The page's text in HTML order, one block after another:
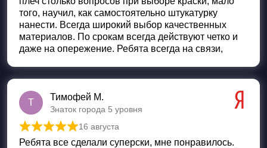
того, научил, как самостоятельно штукатурку
нанести. Всегда широкий выбор качественных
материалов. По срокам всегда действуют четко и
даже на опережение. Ребята всегда на связи,
Т
Тимофей М.
Знаток города 5 уровня
Оценка5 из 5
16 августа
Ребята все сделали суперски, мне понравилось.